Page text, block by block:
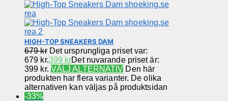
HIGH-TOP SNEAKERS DAM
679kr Det ursprungliga priset var:
679 kr.399 krDet nuvarande priset är:
399 kr. VÄLJ ALTERNATIV Den här
produkten har flera varianter. De olika
alternativen kan väljas på produktsidan
-33%